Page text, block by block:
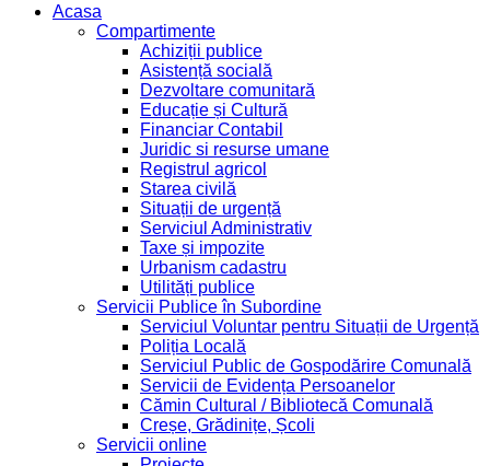
Acasa
Compartimente
Achiziții publice
Asistență socială
Dezvoltare comunitară
Educație și Cultură
Financiar Contabil
Juridic si resurse umane
Registrul agricol
Starea civilă
Situații de urgență
Serviciul Administrativ
Taxe și impozite
Urbanism cadastru
Utilități publice
Servicii Publice în Subordine
Serviciul Voluntar pentru Situații de Urgență
Poliția Locală
Serviciul Public de Gospodărire Comunală
Servicii de Evidența Persoanelor
Cămin Cultural / Bibliotecă Comunală
Creșe, Grădinițe, Școli
Servicii online